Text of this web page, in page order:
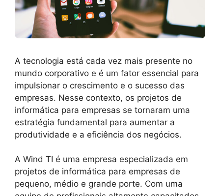
A tecnologia está cada vez mais presente no
mundo corporativo e é um fator essencial para
impulsionar o crescimento e o sucesso das
empresas. Nesse contexto, os projetos de
informática para empresas se tornaram uma
estratégia fundamental para aumentar a
produtividade e a eficiência dos negócios.
A Wind TI é uma empresa especializada em
projetos de informática para empresas de
pequeno, médio e grande porte. Com uma